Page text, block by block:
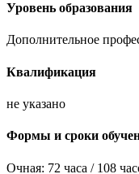
Уровень образования
Дополнительное
Квалификация
не указано
Формы и сроки
Очная: 72 часа / 108